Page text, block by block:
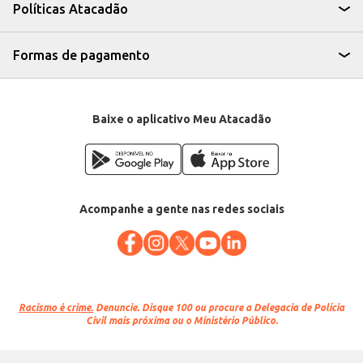
comercialização, garantindo um bom retorno sobre o investimento e
Departamento: Padaria e matinais
Categoria: Donut e bomba
EAN: 88182
Políticas Atacadão
Formas de pagamento
Baixe o aplicativo Meu Atacadão
Acompanhe a gente nas redes sociais
Racismo é crime. Denuncie. Disque 100 ou procure a Delegacia de Polícia
Civil mais próxima ou o Ministério Público.